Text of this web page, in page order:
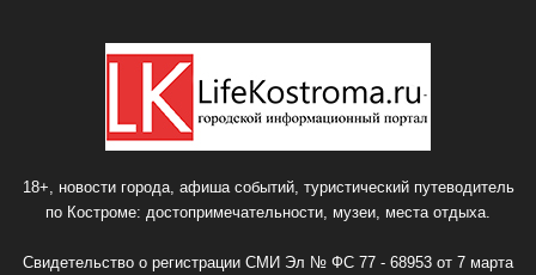
18+, новости города, афиша событий, туристический путеводитель
по Костроме: достопримечательности, музеи, места отдыха.
Свидетельство о регистрации СМИ Эл № ФС 77 - 68953 от 7 марта